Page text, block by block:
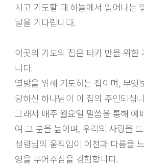
치고 기도할 때 하늘에서 일어나는
날을 기다립니다.
이곳의 기도의 집은 터키 만을 위한
니다.
열방을 위해 기도하는 집이며, 무엇
당하신 하나님이 이 집의 주인되십
그래서 매주 월요일 말씀을 통해 예
여 그 분을 높이며, 우리의 사랑을
성령님의 움직임이 이전과 다름을
영을 부어주심을 경험합니다.